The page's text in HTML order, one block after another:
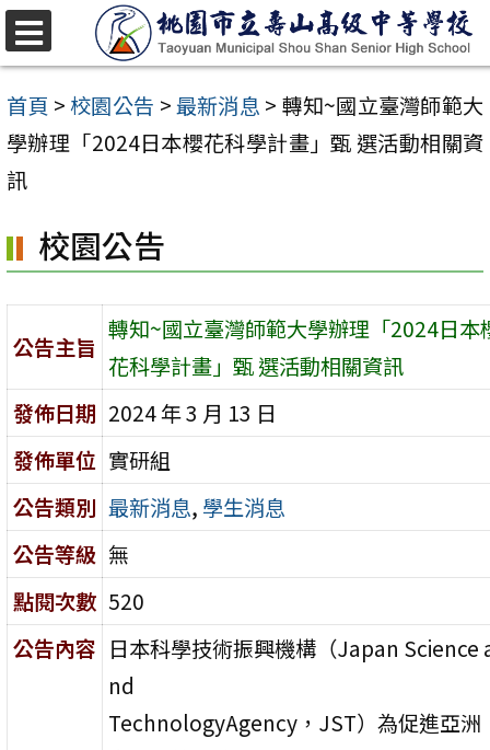
跳
至
主
要
內
區
首頁 >校園公告 >最新消息 > 轉知~國立臺灣師範大
學辦理「2024日本櫻花科學計畫」甄 選活動相關資
訊
校園公告
公告主旨
轉知~國立臺灣師範大學辦理「2024日本
花科學計畫」甄 選活動相關資訊
發佈日期 2024 年 3 月 13 日
發佈單位 實研組
公告類別 最新消息, 學生消息
公告等級 無
點閱次數 520
公告內容 日本科學技術振興機構（Japan Science
nd
TechnologyAgency，JST）為促進亞洲
選
單